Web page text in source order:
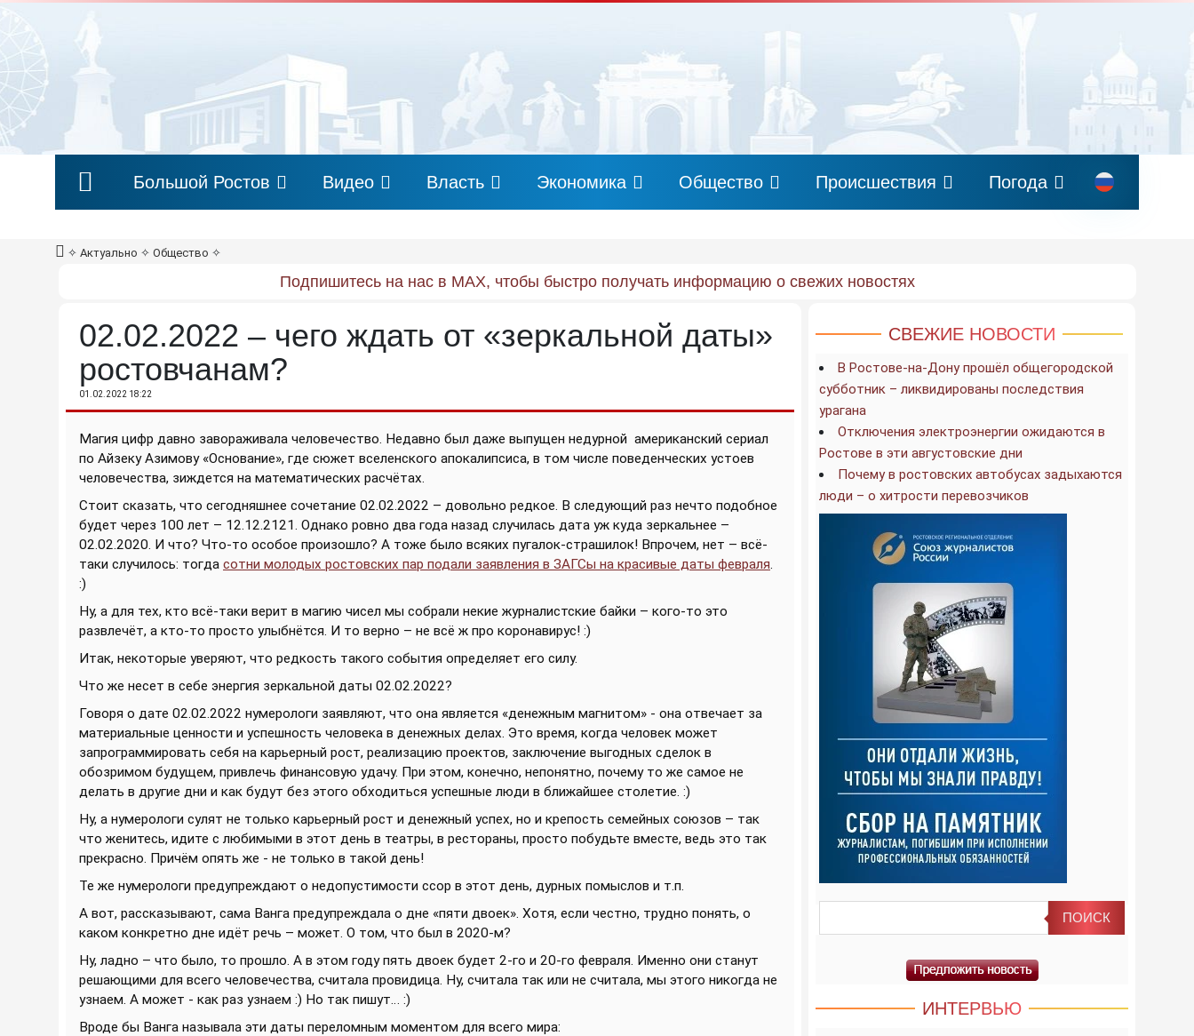
Большой Ростов Видео Власть Экономика Общество Происшествия Погода
✧ Актуально ✧ Общество ✧
Подпишитесь на нас в MAX, чтобы быстро получать информацию о свежих новостях
02.02.2022 – чего ждать от «зеркальной даты»
ростовчанам?
01.02.2022 18:22
Магия цифр давно завораживала человечество. Недавно был даже выпущен недурной американский сериал
по Айзеку Азимову «Основание», где сюжет вселенского апокалипсиса, в том числе поведенческих устоев
человечества, зиждется на математических расчётах.
Стоит сказать, что сегодняшнее сочетание 02.02.2022 – довольно редкое. В следующий раз нечто подобное
будет через 100 лет – 12.12.2121. Однако ровно два года назад случилась дата уж куда зеркальнее –
02.02.2020. И что? Что-то особое произошло? А тоже было всяких пугалок-страшилок! Впрочем, нет – всё-
таки случилось: тогда сотни молодых ростовских пар подали заявления в ЗАГСы на красивые даты февраля.
:)
Ну, а для тех, кто всё-таки верит в магию чисел мы собрали некие журналистские байки – кого-то это
развлечёт, а кто-то просто улыбнётся. И то верно – не всё ж про коронавирус! :)
Итак, некоторые уверяют, что редкость такого события определяет его силу.
Что же несет в себе энергия зеркальной даты 02.02.2022?
Говоря о дате 02.02.2022 нумерологи заявляют, что она является «денежным магнитом» - она отвечает за
материальные ценности и успешность человека в денежных делах. Это время, когда человек может
запрограммировать себя на карьерный рост, реализацию проектов, заключение выгодных сделок в
обозримом будущем, привлечь финансовую удачу. При этом, конечно, непонятно, почему то же самое не
делать в другие дни и как будут без этого обходиться успешные люди в ближайшее столетие. :)
Ну, а нумерологи сулят не только карьерный рост и денежный успех, но и крепость семейных союзов – так
что женитесь, идите с любимыми в этот день в театры, в рестораны, просто побудьте вместе, ведь это так
прекрасно. Причём опять же - не только в такой день!
Те же нумерологи предупреждают о недопустимости ссор в этот день, дурных помыслов и т.п.
А вот, рассказывают, сама Ванга предупреждала о дне «пяти двоек». Хотя, если честно, трудно понять, о
каком конкретно дне идёт речь – может. О том, что был в 2020-м?
Ну, ладно – что было, то прошло. А в этом году пять двоек будет 2-го и 20-го февраля. Именно они станут
решающими для всего человечества, считала провидица. Ну, считала так или не считала, мы этого никогда не
узнаем. А может - как раз узнаем :) Но так пишут… :)
Вроде бы Ванга называла эти даты переломным моментом для всего мира:
СВЕЖИЕ НОВОСТИ
В Ростове-на-Дону прошёл общегородской
субботник – ликвидированы последствия
урагана
Отключения электроэнергии ожидаются в
Ростове в эти августовские дни
Почему в ростовских автобусах задыхаются
люди – о хитрости перевозчиков
ИНТЕРВЬЮ